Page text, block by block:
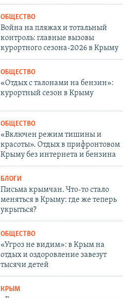
ОБЩЕСТВО
Война на пляжах и тотальный
контроль: главные вызовы
курортного сезона-2026 в Крыму
ОБЩЕСТВО
«Отдых с талонами на бензин»:
курортный сезон в Крыму
ОБЩЕСТВО
«Включен режим тишины и
красоты». Отдых в прифронтовом
Крыму без интернета и бензина
БЛОГИ
Письма крымчан. Что-то стало
меняться в Крыму: где же теперь
укрыться?
ОБЩЕСТВО
«Угроз не видим»: в Крым на
отдых и оздоровление завезут
тысячи детей
КРЫМ